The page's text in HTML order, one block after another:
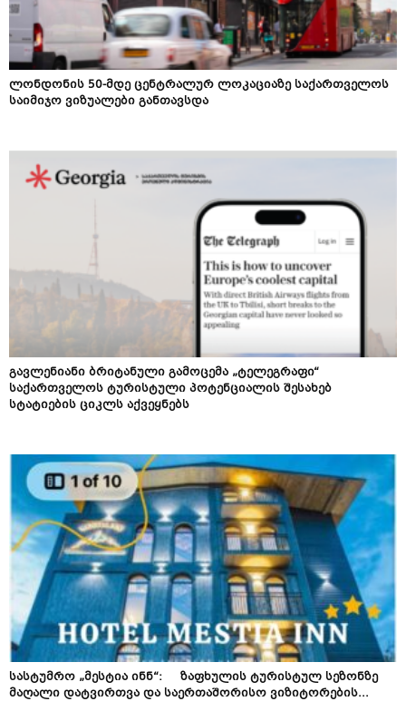
ლონდონის 50-მდე ცენტრალურ ლოკაციაზე საქართველოს
საიმიჯო ვიზუალები განთავსდა
გავლენიანი ბრიტანული გამოცემა „ტელეგრაფი“
საქართველოს ტურისტული პოტენციალის შესახებ
სტატიების ციკლს აქვეყნებს
სასტუმრო „მესტია ინნ“: ზაფხულის ტურისტულ სეზონზე
მაღალი დატვირთვა და საერთაშორისო ვიზიტორების...